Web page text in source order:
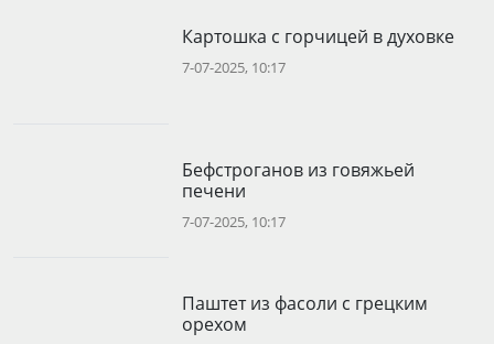
Картошка с горчицей в духовке
7-07-2025, 10:17
Бефстроганов из говяжьей
печени
7-07-2025, 10:17
Паштет из фасоли с грецким
орехом